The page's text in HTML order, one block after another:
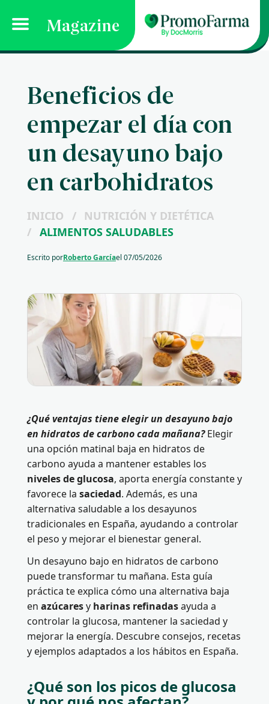
Magazine
Beneficios de
empezar el día con
un desayuno bajo
en carbohidratos
INICIO /
NUTRICIÓN Y DIETÉTICA
/ ALIMENTOS SALUDABLES
Escrito porRoberto Garcíael 07/05/2026
¿Qué ventajas tiene elegir un desayuno bajo
en hidratos de carbono cada mañana?Elegir
una opción matinal baja en hidratos de
carbono ayuda a mantener estables los
niveles de glucosa, aporta energía constante y
favorece la saciedad. Además, es una
alternativa saludable a los desayunos
tradicionales en España, ayudando a controlar
el peso y mejorar el bienestar general.
Un desayuno bajo en hidratos de carbono
puede transformar tu mañana. Esta guía
práctica te explica cómo una alternativa baja
en azúcaresy harinas refinadasayuda a
controlar la glucosa, mantener la saciedad y
mejorar la energía. Descubre consejos, recetas
y ejemplos adaptados a los hábitos en España.
¿Qué son los picos de glucosa